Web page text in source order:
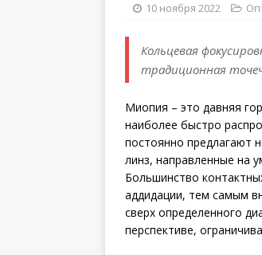
10 ноября 2022
Кольцевая
традиционная
Миопия – это давняя
наиболее быстро
постоянно предлагают
линз, направленные на
Большинство
аддидации, тем самым
сверх определенного
перспективе,